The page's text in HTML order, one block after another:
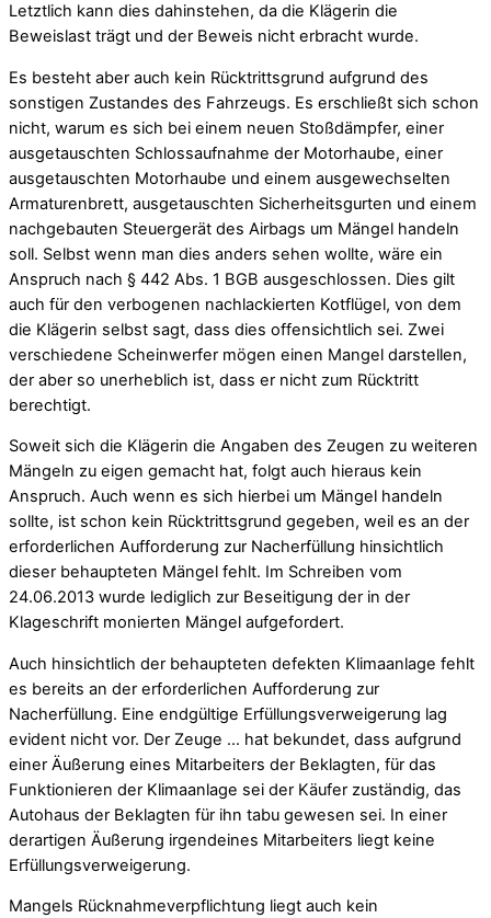
Letztlich kann dies dahinstehen, da die Klägerin die
Beweislast trägt und der Beweis nicht erbracht wurde.
Es besteht aber auch kein Rücktrittsgrund aufgrund des
sonstigen Zustandes des Fahrzeugs. Es erschließt sich schon
nicht, warum es sich bei einem neuen Stoßdämpfer, einer
ausgetauschten Schlossaufnahme der Motorhaube, einer
ausgetauschten Motorhaube und einem ausgewechselten
Armaturenbrett, ausgetauschten Sicherheitsgurten und einem
nachgebauten Steuergerät des Airbags um Mängel handeln
soll. Selbst wenn man dies anders sehen wollte, wäre ein
Anspruch nach § 442 Abs. 1 BGB ausgeschlossen. Dies gilt
auch für den verbogenen nachlackierten Kotflügel, von dem
die Klägerin selbst sagt, dass dies offensichtlich sei. Zwei
verschiedene Scheinwerfer mögen einen Mangel darstellen,
der aber so unerheblich ist, dass er nicht zum Rücktritt
berechtigt.
Soweit sich die Klägerin die Angaben des Zeugen zu weiteren
Mängeln zu eigen gemacht hat, folgt auch hieraus kein
Anspruch. Auch wenn es sich hierbei um Mängel handeln
sollte, ist schon kein Rücktrittsgrund gegeben, weil es an der
erforderlichen Aufforderung zur Nacherfüllung hinsichtlich
dieser behaupteten Mängel fehlt. Im Schreiben vom
24.06.2013 wurde lediglich zur Beseitigung der in der
Klageschrift monierten Mängel aufgefordert.
Auch hinsichtlich der behaupteten defekten Klimaanlage fehlt
es bereits an der erforderlichen Aufforderung zur
Nacherfüllung. Eine endgültige Erfüllungsverweigerung lag
evident nicht vor. Der Zeuge … hat bekundet, dass aufgrund
einer Äußerung eines Mitarbeiters der Beklagten, für das
Funktionieren der Klimaanlage sei der Käufer zuständig, das
Autohaus der Beklagten für ihn tabu gewesen sei. In einer
derartigen Äußerung irgendeines Mitarbeiters liegt keine
Erfüllungsverweigerung.
Mangels Rücknahmeverpflichtung liegt auch kein